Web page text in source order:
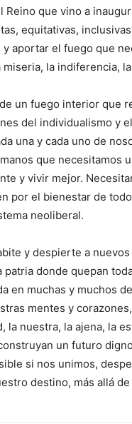
Reino que vino a
equitativas,
aportar el fuego que
la indiferencia,
un fuego interior que
del individualismo y
una y cada uno de
que necesitamos
y vivir mejor.
por el bienestar de
neoliberal.
y despierte a
donde quepan
en muchas y muchos
mentes y
la nuestra, la ajena, la
un futuro
si nos unimos,
destino, más allá